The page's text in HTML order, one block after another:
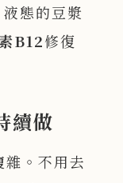
態的豆漿
B12修復
續做
。不用去